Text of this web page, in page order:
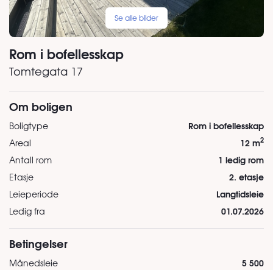
Se alle bilder
Rom i bofellesskap
Tomtegata 17
Om boligen
Boligtype Rom i bofellesskap
Areal 12 m2
Antall rom 1 ledig rom
Etasje 2. etasje
Leieperiode Langtidsleie
Ledig fra 01.07.2026
Betingelser
Månedsleie 5 500